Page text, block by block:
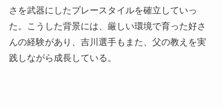
さを武器にしたプレースタイルを確立していっ
た。こうした背景には、厳しい環境で育った好さ
んの経験があり、吉川選手もまた、父の教えを実
践しながら成長している。